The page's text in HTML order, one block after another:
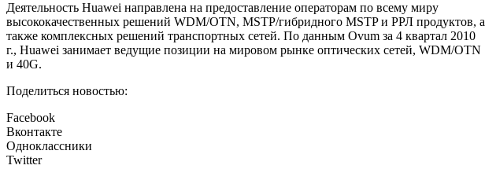
Деятельность Huawei направлена на предоставление операторам по всему миру
высококачественных решений WDM/OTN, MSTP/гибридного MSTP и РРЛ продуктов, а
также комплексных решений транспортных сетей. По данным Ovum за 4 квартал 2010
г., Huawei занимает ведущие позиции на мировом рынке оптических сетей, WDM/OTN
и 40G.
Поделиться новостью:
Facebook
Вконтакте
Одноклассники
Twitter